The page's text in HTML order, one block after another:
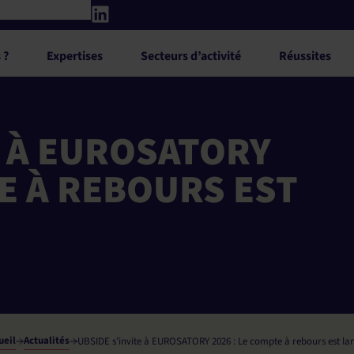
Expertises Secteurs d’activité Réussites
EUROSATORY
À REBOURS EST
Actualités UBSIDE s’invite à EUROSATORY 2026 : Le compte à rebours est